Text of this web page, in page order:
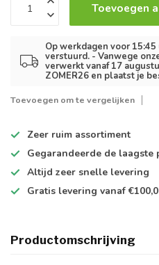
Toevoegen
Op werkdagen voor
verstuurd. - Vanwege
verwerkt vanaf 17
ZOMER26 en plaatst je
Toevoegen om te vergelijken
Zeer ruim assortiment
Gegarandeerde de laagste
Altijd zeer snelle levering
Gratis levering vanaf
Productomschrijving